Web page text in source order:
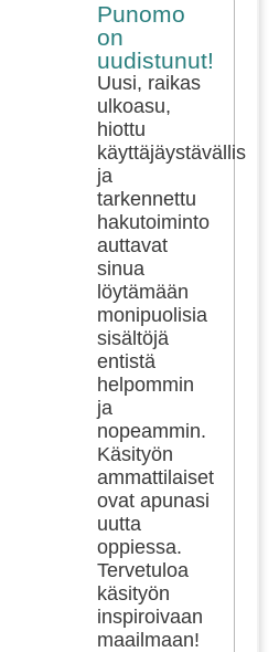
Punomo
on
uudistunut!
Uusi, raikas
ulkoasu,
hiottu
käyttäjäystävällisyys
ja
tarkennettu
hakutoiminto
auttavat
sinua
löytämään
monipuolisia
sisältöjä
entistä
helpommin
ja
nopeammin.
Käsityön
ammattilaiset
ovat apunasi
uutta
oppiessa.
Tervetuloa
käsityön
inspiroivaan
maailmaan!